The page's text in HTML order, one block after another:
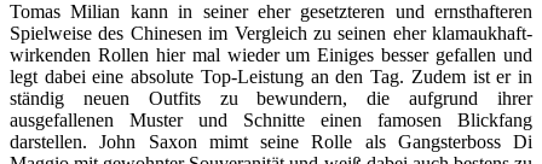
Tomas Milian kann in seiner eher gesetzteren und ernsthafteren
Spielweise des Chinesen im Vergleich zu seinen eher klamaukhaft-
wirkenden Rollen hier mal wieder um Einiges besser gefallen und
legt dabei eine absolute Top-Leistung an den Tag. Zudem ist er in
ständig neuen Outfits zu bewundern, die aufgrund ihrer
ausgefallenen Muster und Schnitte einen famosen Blickfang
darstellen. John Saxon mimt seine Rolle als Gangsterboss Di